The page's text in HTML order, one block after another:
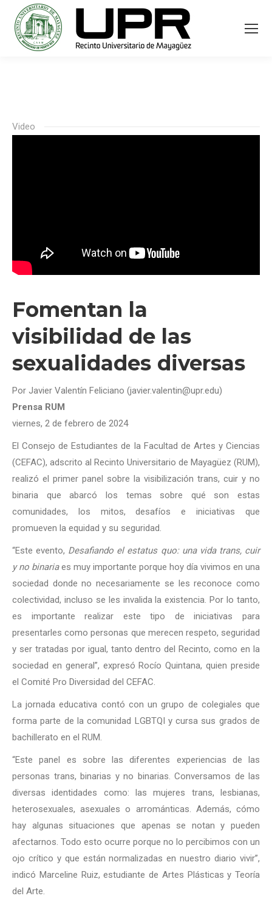
Video
Fomentan la
visibilidad de las
sexualidades diversas
Por Javier Valentín Feliciano (javier.valentin@upr.edu)
Prensa RUM
viernes, 2 de febrero de 2024
El Consejo de Estudiantes de la Facultad de Artes y Ciencias
(CEFAC), adscrito al Recinto Universitario de Mayagüez (RUM),
realizó el primer panel sobre la visibilización trans, cuir y no
binaria que abarcó los temas sobre qué son estas
comunidades, los mitos, desafíos e iniciativas que
promueven la equidad y su seguridad.
“Este evento, Desafiando el estatus quo: una vida trans, cuir
y no binariaes muy importante porque hoy día vivimos en una
sociedad donde no necesariamente se les reconoce como
colectividad, incluso se les invalida la existencia. Por lo tanto,
es importante realizar este tipo de iniciativas para
presentarles como personas que merecen respeto, seguridad
y ser tratadas por igual, tanto dentro del Recinto, como en la
sociedad en general”, expresó Rocío Quintana, quien preside
el Comité Pro Diversidad del CEFAC.
La jornada educativa contó con un grupo de colegiales que
forma parte de la comunidad LGBTQI y cursa sus grados de
bachillerato en el RUM.
“Este panel es sobre las diferentes experiencias de las
personas trans, binarias y no binarias. Conversamos de las
diversas identidades como: las mujeres trans, lesbianas,
heterosexuales, asexuales o arrománticas. Además, cómo
hay algunas situaciones que apenas se notan y pueden
afectarnos. Todo esto ocurre porque no lo percibimos con un
ojo crítico y que están normalizadas en nuestro diario vivir”,
indicó Marceline Ruiz, estudiante de Artes Plásticas y Teoría
del Arte.